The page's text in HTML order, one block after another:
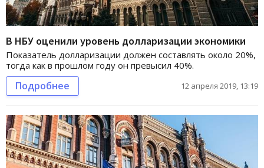
В НБУ оценили уровень долларизации экономики
Показатель долларизации должен составлять около 20%,
тогда как в прошлом году он превысил 40%.
Подробнее 12 апреля 2019, 13:19